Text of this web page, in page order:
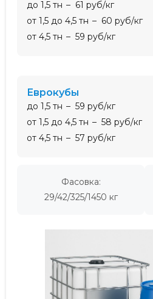
Фасовка:
29/42/325/1450 кг
до 1,5 тн
61 руб/кг
от 1,5 до 4,5 тн
60 руб/кг
от 4,5 тн
59 руб/кг
еврокубы
до 1,5 тн
59 руб/кг
от 1,5 до 4,5 тн
58 руб/кг
от 4,5 тн
57 руб/кг